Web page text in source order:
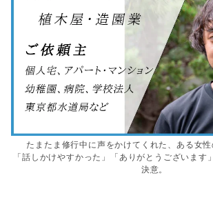
たまたま修行中に声をかけてくれた、ある女
「話しかけやすかった」「ありがとうございます
決意。